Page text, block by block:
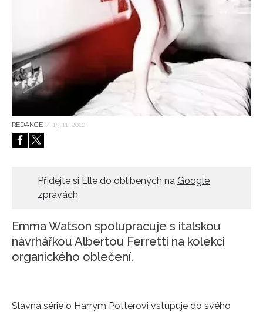
REDAKCE / 15. 11. 2010
Přidejte si Elle do oblíbených na Google
zprávách
Emma Watson spolupracuje s italskou
návrhářkou Albertou Ferretti na kolekci
organického oblečení.
Slavná série o Harrym Potterovi vstupuje do svého